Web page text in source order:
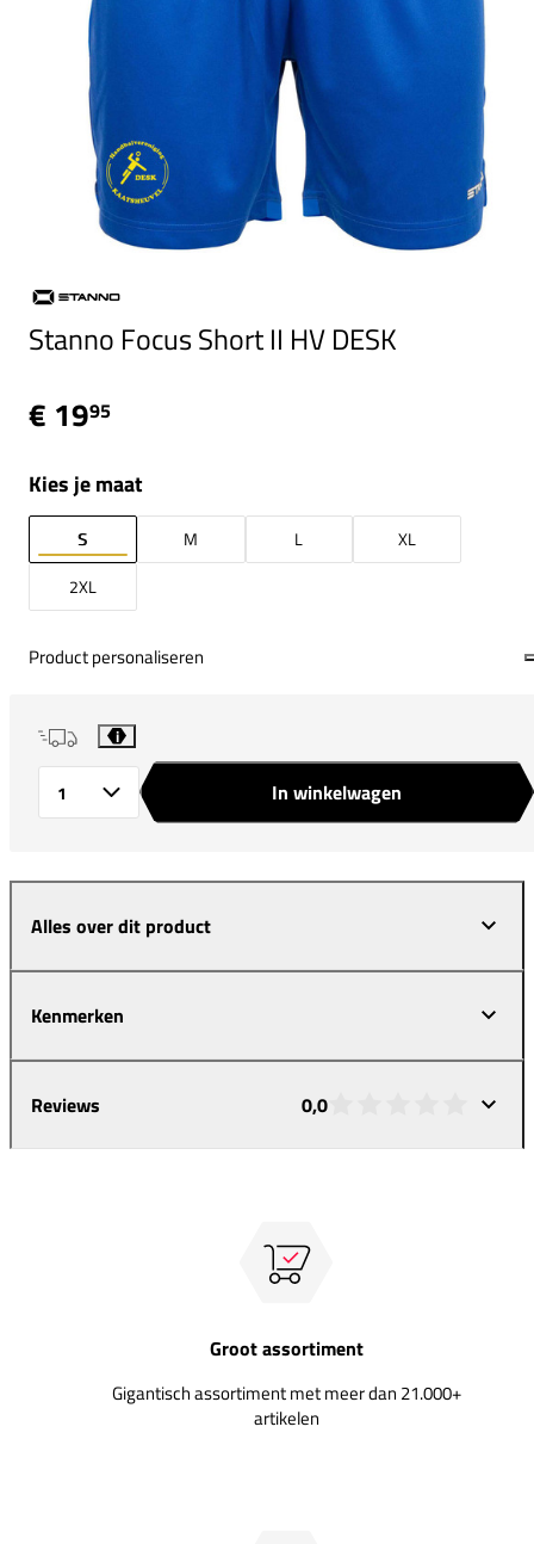
Stanno Focus Short II HV DESK
€ 1995
Kies je maat
S M L
XL
2XL
Product personaliseren
i
In winkelwagen
Alles over dit product
Kenmerken
Reviews 0,0
Groot assortiment
Gigantisch assortiment met meer dan 21.000+
artikelen